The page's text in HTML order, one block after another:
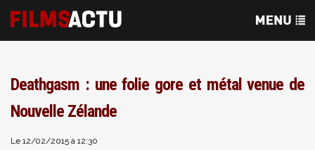
Deathgasm : une folie gore et métal venue de
Nouvelle Zélande
Le 12/02/2015 à 12:30